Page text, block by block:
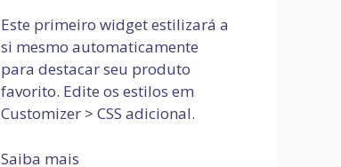
Este primeiro widget estilizará a
si mesmo automaticamente
para destacar seu produto
favorito. Edite os estilos em
Customizer > CSS adicional.
Saiba mais